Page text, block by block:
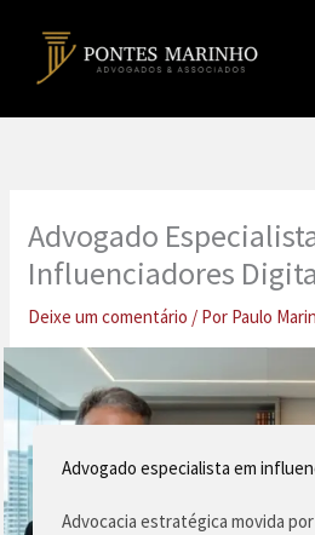
Advogado
Influenciadores
Deixe um comentário / Por Paulo
Advogado especialista em
Advocacia estratégica movida